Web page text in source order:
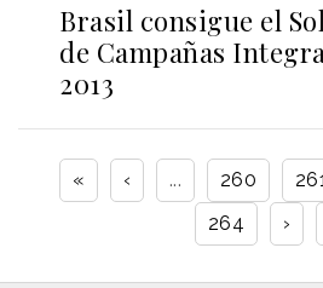
Brasil consigue el
de Campañas
2013
« ‹ ... 260 261
264
›